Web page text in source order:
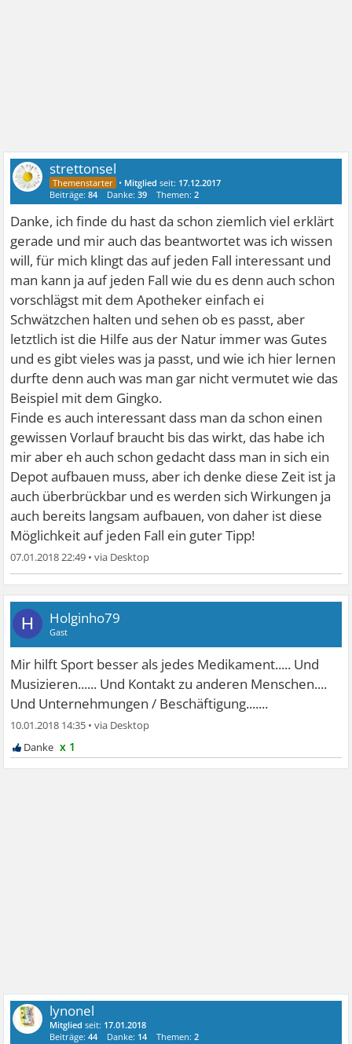
strettonsel
• Mitglied seit: 17.12.2017
Beiträge:84 Danke:39 Themen:2
Danke, ich finde du hast da schon ziemlich viel erklärt
gerade und mir auch das beantwortet was ich wissen
will, für mich klingt das auf jeden Fall interessant und
man kann ja auf jeden Fall wie du es denn auch schon
vorschlägst mit dem Apotheker einfach ei
Schwätzchen halten und sehen ob es passt, aber
letztlich ist die Hilfe aus der Natur immer was Gutes
und es gibt vieles was ja passt, und wie ich hier lernen
durfte denn auch was man gar nicht vermutet wie das
Beispiel mit dem Gingko.
Finde es auch interessant dass man da schon einen
gewissen Vorlauf braucht bis das wirkt, das habe ich
mir aber eh auch schon gedacht dass man in sich ein
Depot aufbauen muss, aber ich denke diese Zeit ist ja
auch überbrückbar und es werden sich Wirkungen ja
auch bereits langsam aufbauen, von daher ist diese
Möglichkeit auf jeden Fall ein guter Tipp!
07.01.2018 22:49 •
H Holginho79
Gast
Mir hilft Sport besser als jedes Medikament..... Und
Musizieren...... Und Kontakt zu anderen Menschen....
Und Unternehmungen / Beschäftigung.......
10.01.2018 14:35 •
x 1
lynonel
Mitglied seit: 17.01.2018
Beiträge:44 Danke: 14 Themen:2